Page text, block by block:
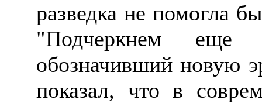
разведка не помогла
"Подчеркнем еще
обозначивший новую
показал, что в